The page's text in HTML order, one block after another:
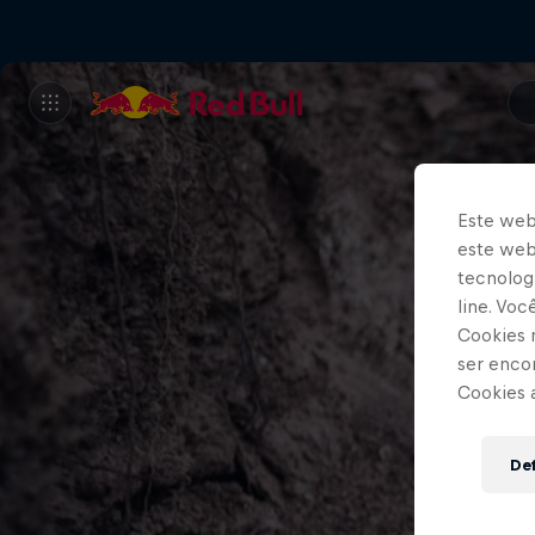
Este
este
line.
Cookies
ser
Cookies